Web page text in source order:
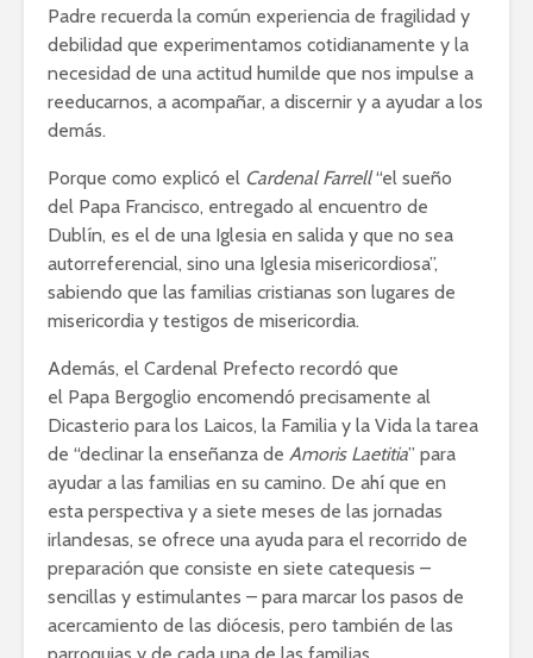
Padre recuerda la común experiencia de fragilidad y
debilidad que experimentamos cotidianamente y la
necesidad de una actitud humilde que nos impulse a
reeducarnos, a acompañar, a discernir y a ayudar a los
demás.
Porque como explicó el Cardenal Farrell“el sueño
del Papa Francisco, entregado al encuentro de
Dublín, es el de una Iglesia en salida y que no sea
autorreferencial, sino una Iglesia misericordiosa”,
sabiendo que las familias cristianas son lugares de
misericordia y testigos de misericordia.
Además, el Cardenal Prefecto recordó que
el Papa Bergoglio encomendó precisamente al
Dicasterio para los Laicos, la Familia y la Vida la tarea
de “declinar la enseñanza de Amoris Laetitia” para
ayudar a las familias en su camino. De ahí que en
esta perspectiva y a siete meses de las jornadas
irlandesas, se ofrece una ayuda para el recorrido de
preparación que consiste en siete catequesis –
sencillas y estimulantes – para marcar los pasos de
acercamiento de las diócesis, pero también de las